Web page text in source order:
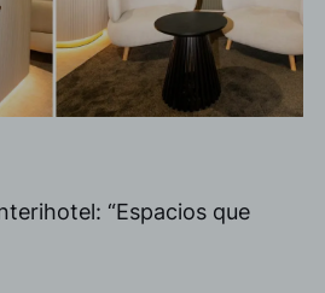
“Espacios que